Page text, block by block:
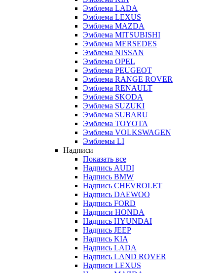
Эмблема LADA
Эмблема LEXUS
Эмблема MAZDA
Эмблема MITSUBISHI
Эмблема MERSEDES
Эмблема NISSAN
Эмблема OPEL
Эмблема PEUGEOT
Эмблема RANGE ROVER
Эмблема RENAULT
Эмблема SKODA
Эмблема SUZUKI
Эмблема SUBARU
Эмблема TOYOTA
Эмблема VOLKSWAGEN
Эмблемы LI
Надписи
Показать все
Надпись AUDI
Надпись BMW
Надпись CHEVROLET
Надпись DAEWOO
Надпись FORD
Надписи HONDA
Надпись HYUNDAI
Надпись JEEP
Надпись KIA
Надпись LADA
Надпись LAND ROVER
Надписи LEXUS